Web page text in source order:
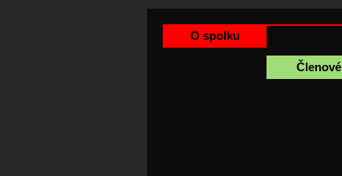
O spolku
Členové